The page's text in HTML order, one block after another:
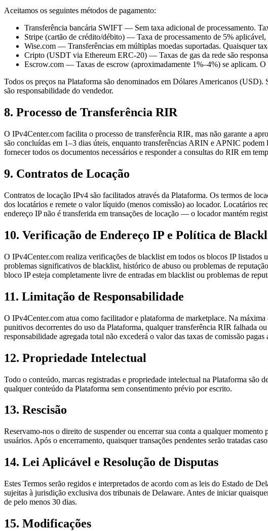
Aceitamos os seguintes métodos de pagamento:
Transferência bancária SWIFT — Sem taxa adicional de processamento.
Stripe (cartão de crédito/débito) — Taxa de processamento de 5% aplicável,
Wise.com — Transferências em múltiplas moedas suportadas. Quaisquer
Cripto (USDT via Ethereum ERC-20) — Taxas de gas da rede são
Escrow.com — Taxas de escrow (aproximadamente 1%–4%) se aplicam.
Todos os preços na Plataforma são denominados em Dólares Americanos
são responsabilidade do vendedor.
8. Processo de Transferência RIR
O IPv4Center.com facilita o processo de transferência RIR, mas não garante a
são concluídas em 1–3 dias úteis, enquanto transferências ARIN e APNIC
fornecer todos os documentos necessários e responder a consultas do RIR em
9. Contratos de Locação
Contratos de locação IPv4 são facilitados através da Plataforma. Os termos de
dos locatários e remete o valor líquido (menos comissão) ao locador.
endereço IP não é transferida em transações de locação — o locador mantém
10. Verificação de Endereço IP e Política de
O IPv4Center.com realiza verificações de blacklist em todos os blocos IP
problemas significativos de blacklist, histórico de abuso ou problemas de
bloco IP esteja completamente livre de entradas em blacklist ou problemas de
11. Limitação de Responsabilidade
O IPv4Center.com atua como facilitador e plataforma de marketplace. Na
punitivos decorrentes do uso da Plataforma, qualquer transferência RIR falhada
responsabilidade agregada total não excederá o valor das taxas de comissão
12. Propriedade Intelectual
Todo o conteúdo, marcas registradas e propriedade intelectual na Plataforma
qualquer conteúdo da Plataforma sem consentimento prévio por escrito.
13. Rescisão
Reservamo-nos o direito de suspender ou encerrar sua conta a qualquer
usuários. Após o encerramento, quaisquer transações pendentes serão tratadas
14. Lei Aplicável e Resolução de Disputas
Estes Termos serão regidos e interpretados de acordo com as leis do Estado de
sujeitas à jurisdição exclusiva dos tribunais de Delaware. Antes de iniciar
de pelo menos 30 dias.
15. Modificações